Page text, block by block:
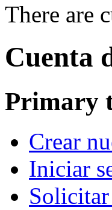
There are
Cuenta
Primary
Crear
Iniciar
Solicitar